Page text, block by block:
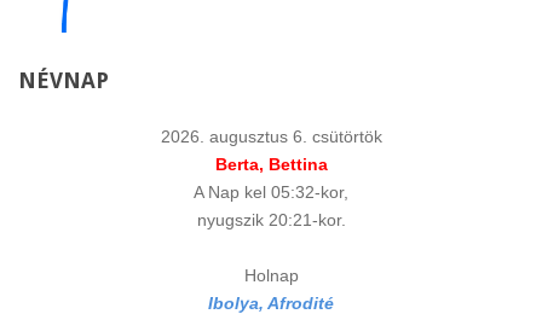
NÉVNAP
2026. augusztus 6. csütörtök
Berta, Bettina
A Nap kel 05:32-kor,
nyugszik 20:21-kor.
Holnap
Ibolya, Afrodité